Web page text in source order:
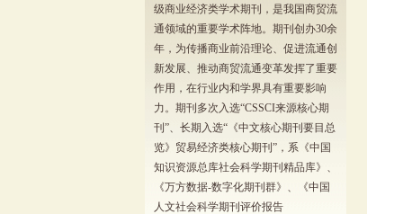
级商业经济类学术期刊，是我国商贸流
通领域的重要学术阵地。期刊创办30余
年，为传播商业前沿理论、促进流通创
新发展、推动商贸流通变革发挥了重要
作用，在行业内和学界具有重要影响
力。期刊多次入选“CSSCI来源核心期
刊”、长期入选“《中文核心期刊要目总
览》贸易经济类核心期刊”，系《中国
知识资源总库社会科学期刊精品库》、
《万方数据-数字化期刊群》、《中国
人文社会科学期刊评价报告